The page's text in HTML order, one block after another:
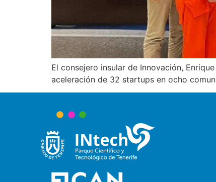
El consejero insular de Innovación,
aceleración de 32 startups en ocho